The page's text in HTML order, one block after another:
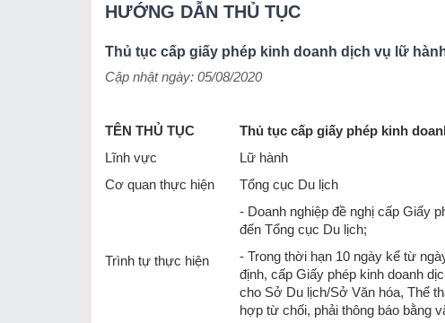
HƯỚNG DẪN THỦ TỤC
Thủ tục cấp giấy phép kinh doanh dịch vụ lữ
Cập nhật ngày: 05/08/2020
TÊN THỦ TỤC
Thủ tục cấp giấy phép kinh
Lĩnh vực
Lữ hành
Cơ quan thực hiện
Tổng cục Du lịch
Trình tự thực hiện
- Doanh nghiệp đề nghị cấp Giấy
đến Tổng cục Du lịch;
- Trong thời hạn 10 ngày kể từ
định, cấp Giấy phép kinh doanh
cho Sở Du lịch/Sở Văn hóa, Thể
hợp từ chối, phải thông báo bằng